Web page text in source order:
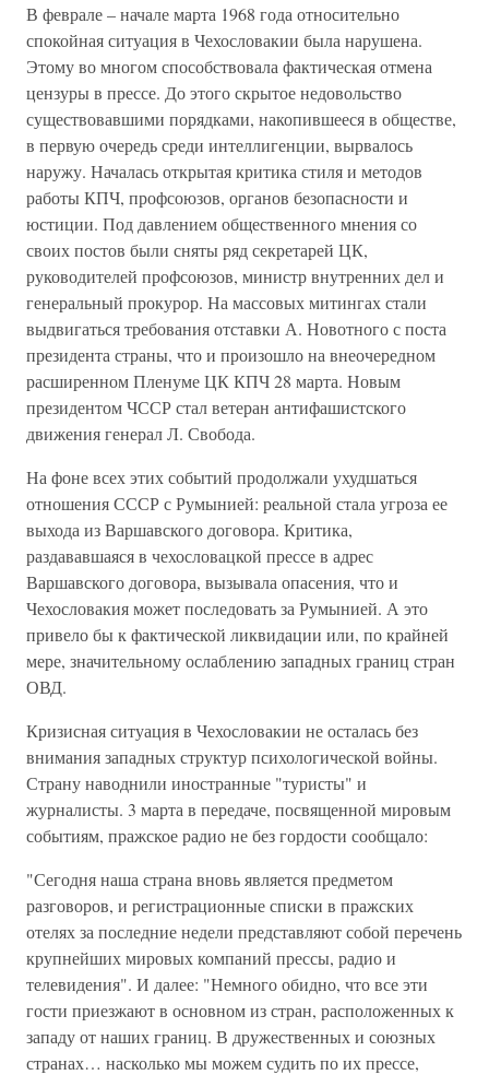
В феврале – начале марта 1968 года относительно
спокойная ситуация в Чехословакии была нарушена.
Этому во многом способствовала фактическая отмена
цензуры в прессе. До этого скрытое недовольство
существовавшими порядками, накопившееся в обществе,
в первую очередь среди интеллигенции, вырвалось
наружу. Началась открытая критика стиля и методов
работы КПЧ, профсоюзов, органов безопасности и
юстиции. Под давлением общественного мнения со
своих постов были сняты ряд секретарей ЦК,
руководителей профсоюзов, министр внутренних дел и
генеральный прокурор. На массовых митингах стали
выдвигаться требования отставки А. Новотного с поста
президента страны, что и произошло на внеочередном
расширенном Пленуме ЦК КПЧ 28 марта. Новым
президентом ЧССР стал ветеран антифашистского
движения генерал Л. Свобода.
На фоне всех этих событий продолжали ухудшаться
отношения СССР с Румынией: реальной стала угроза ее
выхода из Варшавского договора. Критика,
раздававшаяся в чехословацкой прессе в адрес
Варшавского договора, вызывала опасения, что и
Чехословакия может последовать за Румынией. А это
привело бы к фактической ликвидации или, по крайней
мере, значительному ослаблению западных границ стран
ОВД.
Кризисная ситуация в Чехословакии не осталась без
внимания западных структур психологической войны.
Страну наводнили иностранные "туристы" и
журналисты. 3 марта в передаче, посвященной мировым
событиям, пражское радио не без гордости сообщало:
"Сегодня наша страна вновь является предметом
разговоров, и регистрационные списки в пражских
отелях за последние недели представляют собой перечень
крупнейших мировых компаний прессы, радио и
телевидения". И далее: "Немного обидно, что все эти
гости приезжают в основном из стран, расположенных к
западу от наших границ. В дружественных и союзных
странах… насколько мы можем судить по их прессе,